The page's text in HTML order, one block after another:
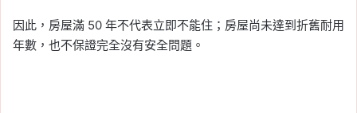
因此，房屋滿 50 年不代表立即不能住；房屋尚未達到折舊耐用
年數，也不保證完全沒有安全問題。